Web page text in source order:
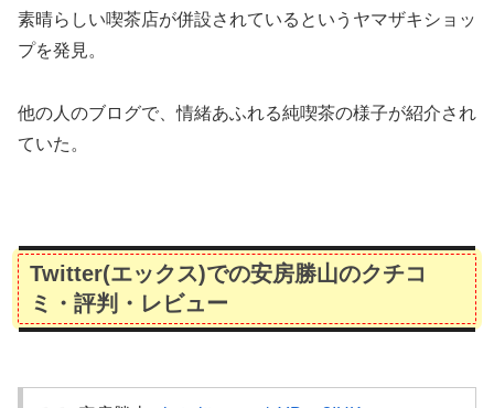
素晴らしい喫茶店が併設されているというヤマザキショッ
プを発見。
他の人のブログで、情緒あふれる純喫茶の様子が紹介され
ていた。
Twitter(エックス)での安房勝山のクチコ
ミ・評判・レビュー